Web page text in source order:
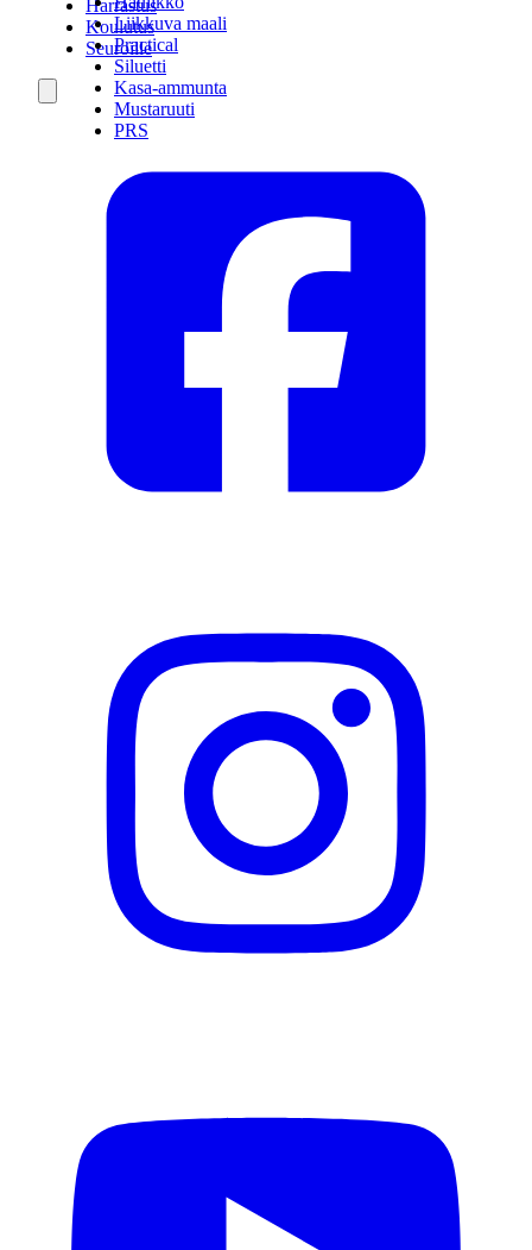
Liikkuva maali
Practical
Siluetti
Kasa-ammunta
Mustaruuti
PRS
Harrastus
Koulutus
Seuroille